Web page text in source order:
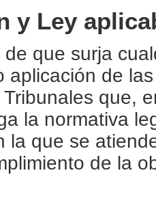
y Ley
que surja
aplicación de
que,
la normativa
la que se
de la